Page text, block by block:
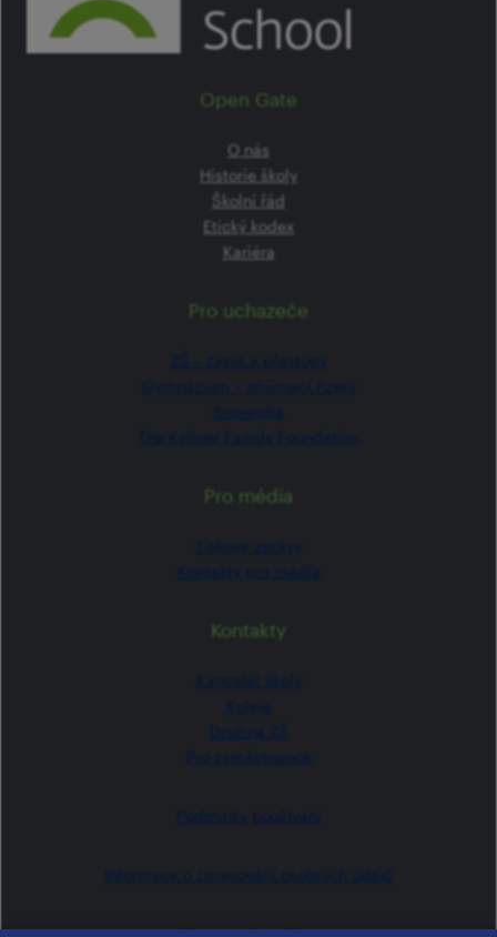
Open Gate
O nás
Historie školy
Školní řád
Etický kodex
Kariéra
Pro uchazeče
Pro média
Kontakty
Nastavení cookies